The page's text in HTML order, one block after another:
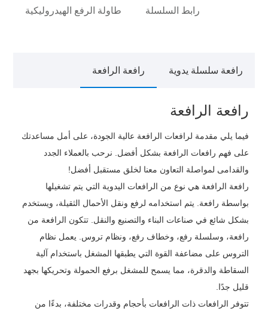
طاولة الرفع الهيدروليكية رابط السلسلة
رافعة سلسلة يدوية رافعة الرافعة
رافعة الرافعة
فيما يلي مقدمة لرافعات الرافعة عالية الجودة، على أمل مساعدتك
على فهم رافعات الرافعة بشكل أفضل. نرحب بالعملاء الجدد
والقدامى لمواصلة التعاون معنا لخلق مستقبل أفضل!
رافعة الرافعة هي نوع من الرافعات اليدوية التي يتم تشغيلها
بواسطة رافعة. يتم استخدامه لرفع ونقل الأحمال الثقيلة، ويستخدم
بشكل شائع في صناعات البناء والتصنيع والنقل. تتكون الرافعة من
رافعة، وسلسلة رفع، وخطاف رفع، ونظام تروس. يعمل نظام
التروس على مضاعفة القوة التي يطبقها المشغل باستخدام آلية
السقاطة والدقرة، مما يسمح للمشغل برفع الحمولة وتحريكها بجهد
قليل جدًا.
تتوفر الرافعات ذات الرافعات بأحجام وقدرات مختلفة، بدءًا من